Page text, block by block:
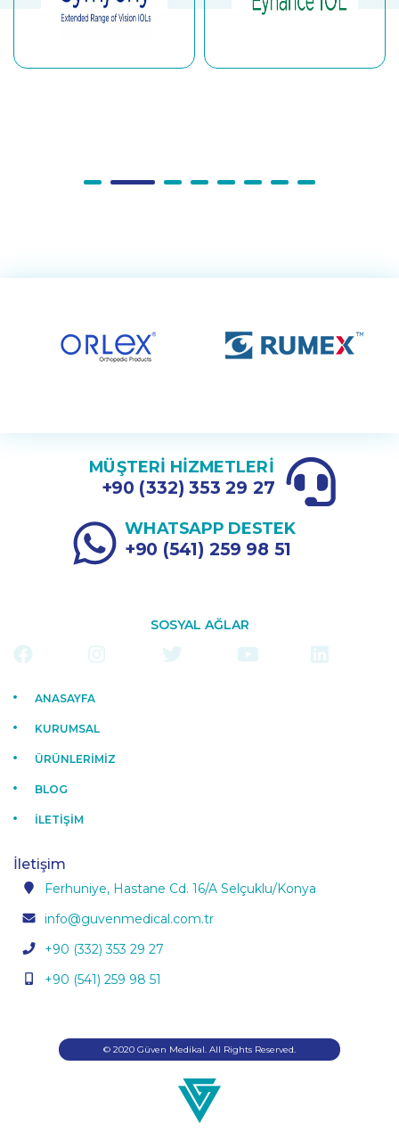
MÜŞTERİ HİZMETLERİ
+90 (332) 353 29 27
WHATSAPP DESTEK
+90 (541) 259 98 51
SOSYAL AĞLAR
ANASAYFA
KURUMSAL
ÜRÜNLERİMİZ
BLOG
İLETİŞİM
İletişim
Ferhuniye, Hastane Cd. 16/A Selçuklu/Konya
info@guvenmedical.com.tr
+90 (332) 353 29 27
+90 (541) 259 98 51
© 2020 Güven Medikal. All Rights Reserved.